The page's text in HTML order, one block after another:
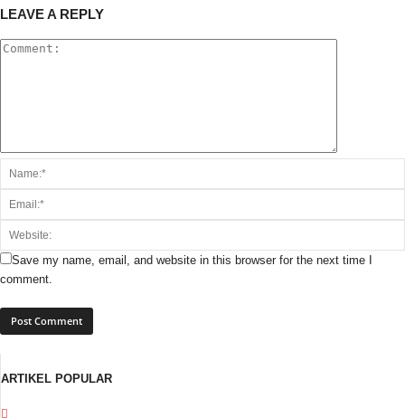
LEAVE A REPLY
Save my name, email, and website in this browser for the next time I
comment.
ARTIKEL POPULAR